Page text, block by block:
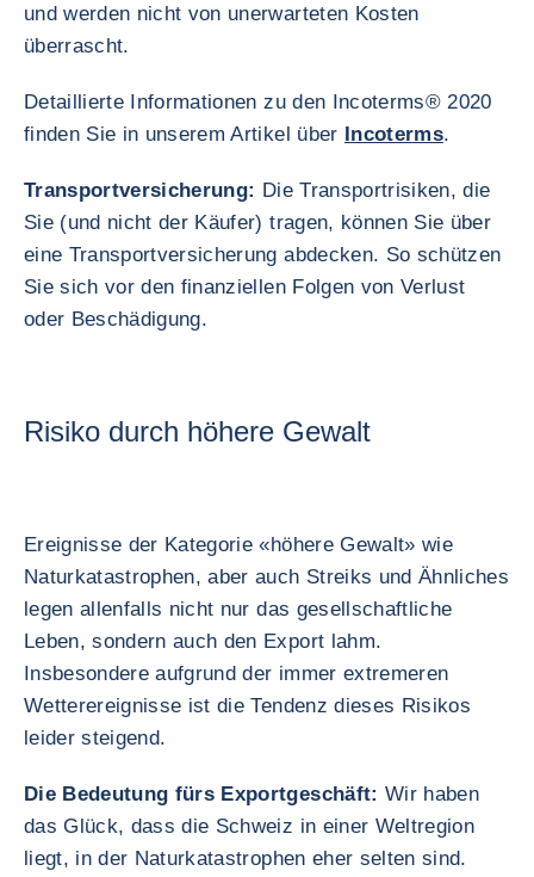
und werden nicht von unerwarteten Kosten
überrascht.
Detaillierte Informationen zu den Incoterms® 2020
finden Sie in unserem Artikel über Incoterms.
Transportversicherung: Die Transportrisiken, die
Sie (und nicht der Käufer) tragen, können Sie über
eine Transportversicherung abdecken. So schützen
Sie sich vor den finanziellen Folgen von Verlust
oder Beschädigung.
Risiko durch höhere Gewalt
Ereignisse der Kategorie «höhere Gewalt» wie
Naturkatastrophen, aber auch Streiks und Ähnliches
legen allenfalls nicht nur das gesellschaftliche
Leben, sondern auch den Export lahm.
Insbesondere aufgrund der immer extremeren
Wetterereignisse ist die Tendenz dieses Risikos
leider steigend.
Die Bedeutung fürs Exportgeschäft: Wir haben
das Glück, dass die Schweiz in einer Weltregion
liegt, in der Naturkatastrophen eher selten sind.